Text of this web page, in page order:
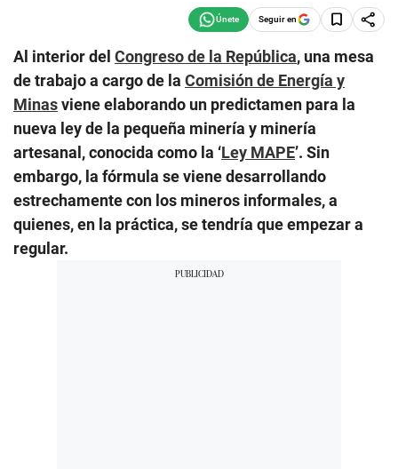
Seguir en
Al interior del Congreso de la República, una mesa
de trabajo a cargo de la Comisión de Energía y
Minasviene elaborando un predictamen para la
nueva ley de la pequeña minería y minería
artesanal, conocida como la ‘Ley MAPE’. Sin
embargo, la fórmula se viene desarrollando
estrechamente con los mineros informales, a
quienes, en la práctica, se tendría que empezar a
regular.